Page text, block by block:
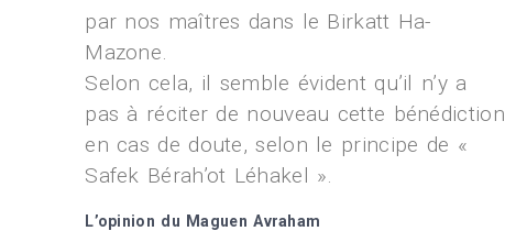
par nos maîtres dans le Birkatt Ha-
Mazone.
Selon cela, il semble évident qu’il n’y a
pas à réciter de nouveau cette bénédiction
en cas de doute, selon le principe de «
Safek Bérah’ot Léhakel ».
L’opinion du Maguen Avraham